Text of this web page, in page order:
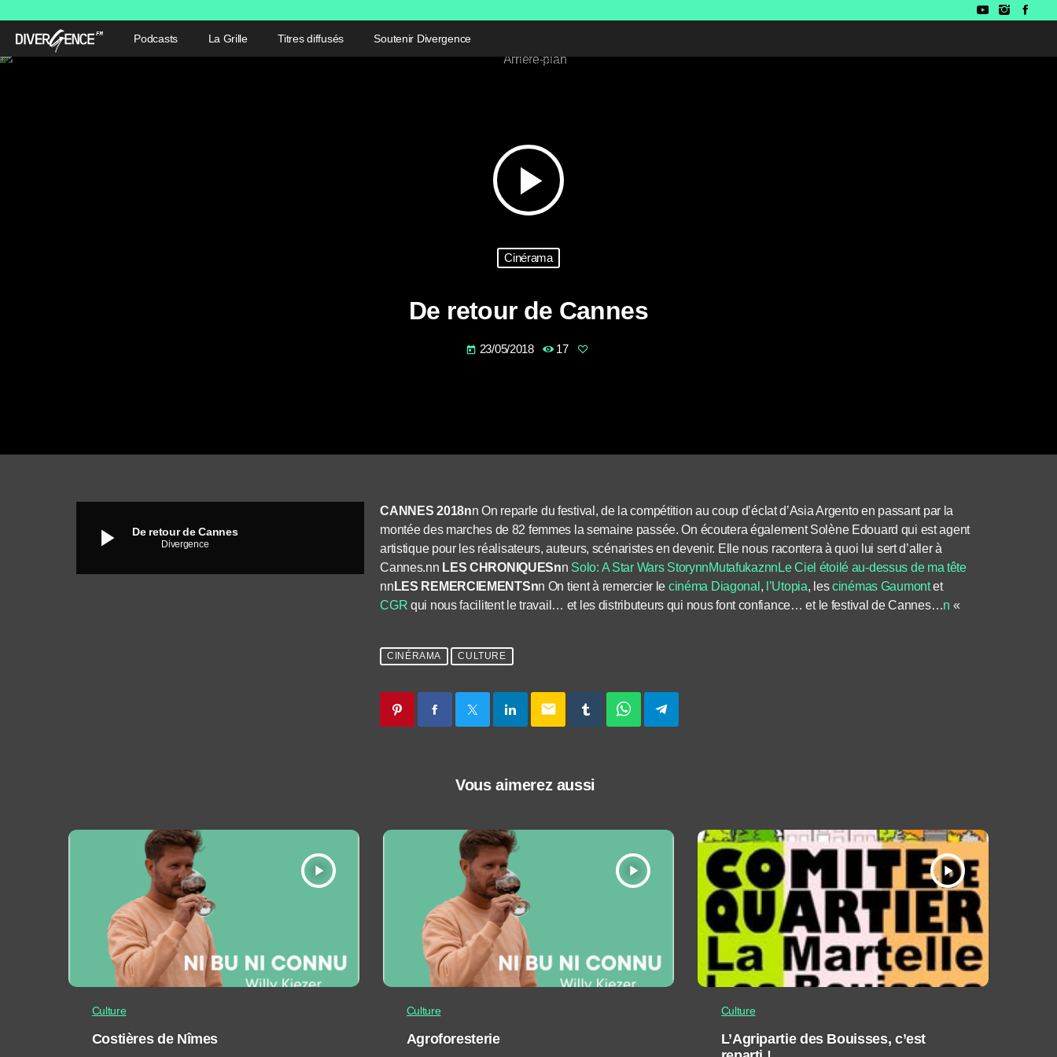
Podcasts La Grille Titres diffusés Soutenir Divergence
play_arrow
Cinérama
De retour de Cannes
today 23/05/2018 17
play_arrow De retour de Cannes
Divergence
CANNES 2018nn On reparle du festival, de la compétition au coup d’éclat d’Asia Argento en passant par la
montée des marches de 82 femmes la semaine passée. On écoutera également Solène Edouard qui est agent
artistique pour les réalisateurs, auteurs, scénaristes en devenir. Elle nous racontera à quoi lui sert d’aller à
Cannes.nn LES CHRONIQUESnn Solo: A Star Wars StorynnMutafukaznn Le Ciel étoilé au-dessus de ma tête
nn LES REMERCIEMENTSnn On tient à remercier le cinéma Diagonal , l’Utopia, lescinémas Gaumontet
CGR qui nous facilitent le travail… et les distributeurs qui nous font confiance… et le festival de Cannes…n «
CINÉRAMA CULTURE
email
Vous aimerez aussi
play_arrow
Culture
Costières de Nîmes
play_arrow
Culture
Agroforesterie
play_arrow
Culture
L’Agripartie des Bouisses, c’est